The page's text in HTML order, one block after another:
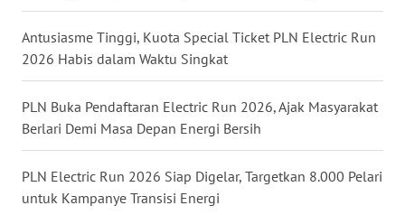
Antusiasme Tinggi, Kuota Special Ticket PLN Electric Run
2026 Habis dalam Waktu Singkat
PLN Buka Pendaftaran Electric Run 2026, Ajak Masyarakat
Berlari Demi Masa Depan Energi Bersih
PLN Electric Run 2026 Siap Digelar, Targetkan 8.000 Pelari
untuk Kampanye Transisi Energi
SULTRA
NTB
SULTENG